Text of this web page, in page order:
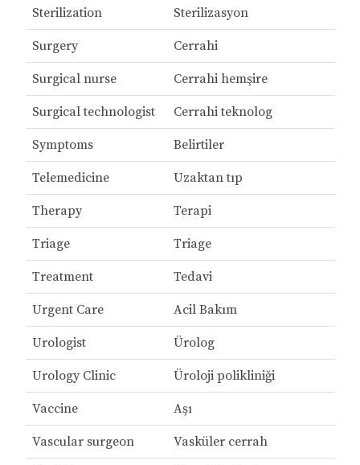
Sterilization Sterilizasyon
Surgery Cerrahi
Surgical nurse Cerrahi hemşire
Surgical technologist Cerrahi teknolog
Symptoms Belirtiler
Telemedicine Uzaktan tıp
Therapy Terapi
Triage Triage
Treatment Tedavi
Urgent Care Acil Bakım
Urologist Ürolog
Urology Clinic Üroloji polikliniği
Vaccine Aşı
Vascular surgeon Vasküler cerrah